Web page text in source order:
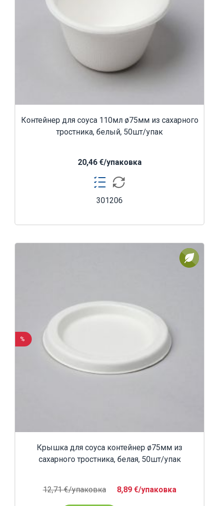
Контейнер для соуса 110мл ø75мм из сахарного
тростника, белый, 50шт/упак
20,46 €/yпаковка
301206
%
Крышка для соуса контейнер ø75мм из
сахарного тростника, белая, 50шт/упак
12,71 €/yпаковка 8,89 €/yпаковка